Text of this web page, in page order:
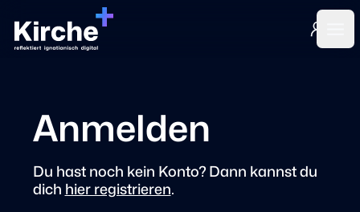
Login
Anmelden
Du hast noch kein Konto? Dann kannst du
dich hier registrieren.